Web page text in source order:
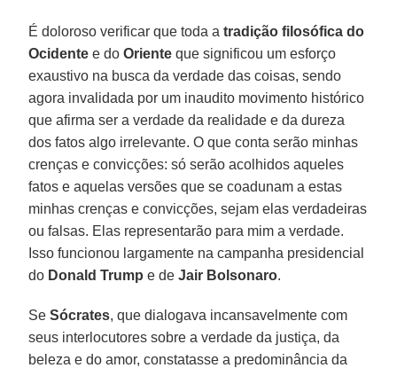
É doloroso verificar que toda atradição filosófica do
Ocidente e doOriente que significou um esforço
exaustivo na busca da verdade das coisas, sendo
agora invalidada por um inaudito movimento histórico
que afirma ser a verdade da realidade e da dureza
dos fatos algo irrelevante. O que conta serão minhas
crenças e convicções: só serão acolhidos aqueles
fatos e aquelas versões que se coadunam a estas
minhas crenças e convicções, sejam elas verdadeiras
ou falsas. Elas representarão para mim a verdade.
Isso funcionou largamente na campanha presidencial
do Donald Trump e deJair Bolsonaro.
SeSócrates, que dialogava incansavelmente com
seus interlocutores sobre a verdade da justiça, da
beleza e do amor, constatasse a predominância da